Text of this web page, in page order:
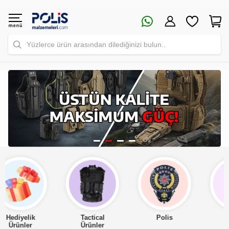
Yüzlerce ürün arasından dilediğinizi bulun..
Tactical
Ürünler
Polis